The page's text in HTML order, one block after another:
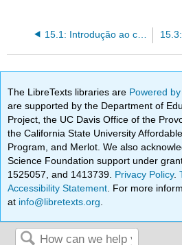
15.1: Introdução ao concreto e alvenaria
The LibreTexts libraries are Powered
are supported by the Department of
Project, the UC Davis Office of the
the California State University
Program, and Merlot. We also
Science Foundation support under
1525057, and 1413739. Privacy Policy.
Accessibility Statement . For more
at info@libretexts.org